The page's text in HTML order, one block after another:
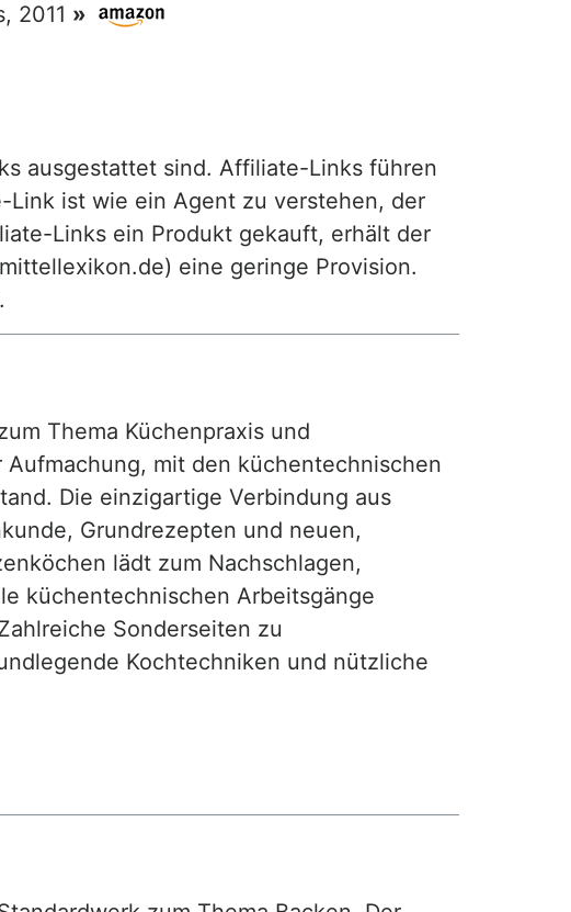
2011 »
ausgestattet sind. Affiliate-Links führen
Link ist wie ein Agent zu verstehen, der
Links ein Produkt gekauft, erhält der
eine geringe Provision.
Thema Küchenpraxis und
mit den küchentechnischen
Die einzigartige Verbindung aus
Grundrezepten und neuen,
lädt zum Nachschlagen,
küchentechnischen Arbeitsgänge
Sonderseiten zu
Kochtechniken und nützliche